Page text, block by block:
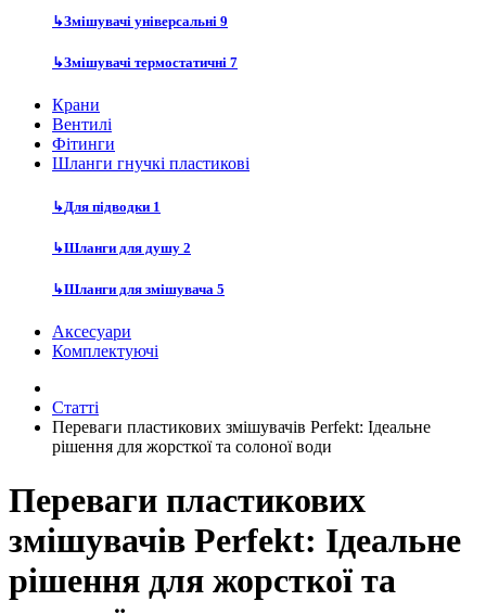
↳Змішувачі універсальні 9
↳Змішувачі термостатичні 7
Крани
Вентилі
Фітинги
Шланги гнучкі пластикові
↳Для підводки 1
↳Шланги для душу 2
↳Шланги для змішувача 5
Аксесуари
Комплектуючі
Статті
Переваги пластикових змішувачів Perfekt: Ідеальне
рішення для жорсткої та солоної води
Переваги пластикових
змішувачів Perfekt: Ідеальне
рішення для жорсткої та